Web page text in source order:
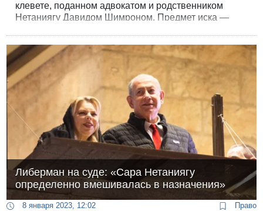
клевете, поданном адвокатом и родственником
Нетаниягу Давидом Шимроном. Предмет иска —
правительства должен согласовывать с женой все
важные назначения.
Либерман на суде: «Сара Нетаниягу
определенно вмешивалась в назначения»
8 января 2023, 12:02 Право